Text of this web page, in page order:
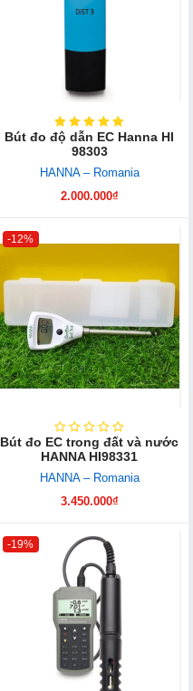
Bút đo độ dẫn EC Hanna HI
98303
HANNA – Romania
2.000.000₫
-12%
Bút đo EC trong đất và nước
HANNA HI98331
HANNA – Romania
3.450.000₫
-19%